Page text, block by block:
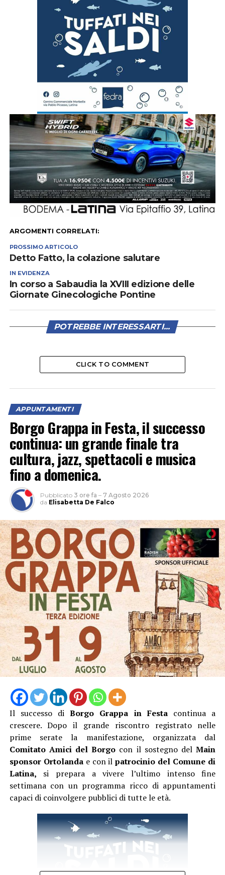
ARGOMENTI CORRELATI:
PROSSIMO ARTICOLO
Detto Fatto, la colazione salutare
IN EVIDENZA
In corso a Sabaudia la XVIII edizione delle
Giornate Ginecologiche Pontine
POTREBBE INTERESSARTI...
CLICK TO COMMENT
APPUNTAMENTI
Borgo Grappa in Festa, il successo
continua: un grande finale tra
cultura, jazz, spettacoli e musica
fino a domenica.
Pubblicato 3 ore fa – 7 Agosto 2026
da Elisabetta De Falco
Il successo diBorgo Grappa in Festacontinua a
crescere. Dopo il grande riscontro registrato nelle
prime serate la manifestazione, organizzata dal
Comitato Amici del Borgo con il sostegno delMain
sponsor Ortolandae con ilpatrocinio del Comune di
Latina, si prepara a vivere l’ultimo intenso fine
settimana con un programma ricco di appuntamenti
capaci di coinvolgere pubblici di tutte le età.